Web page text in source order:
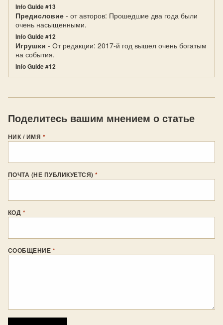
Info Guide #13
Предисловие - от авторов: Прошедшие два года были
очень насыщенными.
Info Guide #12
Игрушки - От редакции: 2017-й год вышел очень богатым
на события.
Info Guide #12
Поделитесь вашим мнением о статье
НИК / ИМЯ *
ПОЧТА (НЕ ПУБЛИКУЕТСЯ)*
КОД *
СООБЩЕНИЕ *